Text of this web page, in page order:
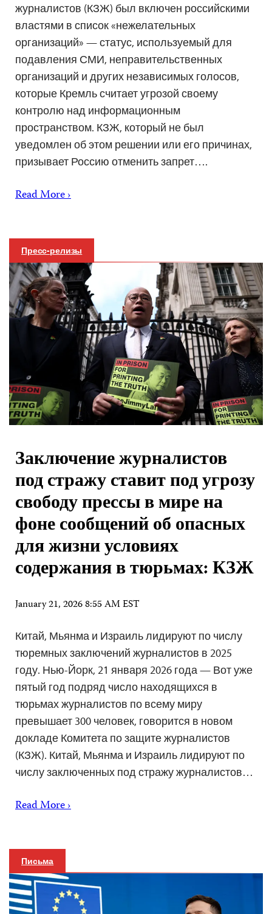
журналистов (КЗЖ) был включен российскими
властями в список «нежелательных
организаций» — статус, используемый для
подавления СМИ, неправительственных
организаций и других независимых голосов,
которые Кремль считает угрозой своему
контролю над информационным
пространством. КЗЖ, который не был
уведомлен об этом решении или его причинах,
призывает Россию отменить запрет….
Read More ›
Пресс-релизы
Заключение журналистов
под стражу ставит под угрозу
свободу прессы в мире на
фоне сообщений об опасных
для жизни условиях
содержания в тюрьмах: КЗЖ
January 21, 2026 8:55 AM EST
Китай, Мьянма и Израиль лидируют по числу
тюремных заключений журналистов в 2025
году. Нью-Йорк, 21 января 2026 года — Вот уже
пятый год подряд число находящихся в
тюрьмах журналистов по всему миру
превышает 300 человек, говорится в новом
докладе Комитета по защите журналистов
(КЗЖ). Китай, Мьянма и Израиль лидируют по
числу заключенных под стражу журналистов…
Read More ›
Письма